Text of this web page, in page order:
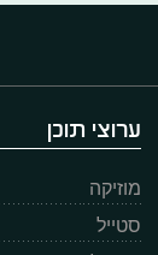
ערוצי תוכן
מוזיקה
סטייל